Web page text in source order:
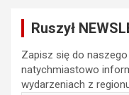
Ruszył
Zapisz się do
natychmiastowo
wydarzeniach z